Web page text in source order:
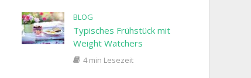
BLOG
Typisches Frühstück mit
Weight Watchers
4 min Lesezeit